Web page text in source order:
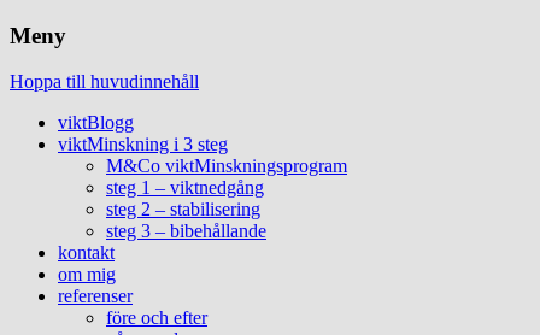
Meny
Hoppa till huvudinnehåll
viktBlogg
viktMinskning i 3 steg
M&Co viktMinskningsprogram
steg 1 – viktnedgång
steg 2 – stabilisering
steg 3 – bibehållande
kontakt
om mig
referenser
före och efter